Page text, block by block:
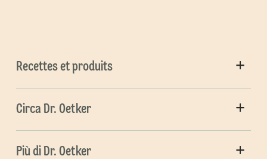
Recettes et produits
Circa Dr. Oetker
Più di Dr. Oetker